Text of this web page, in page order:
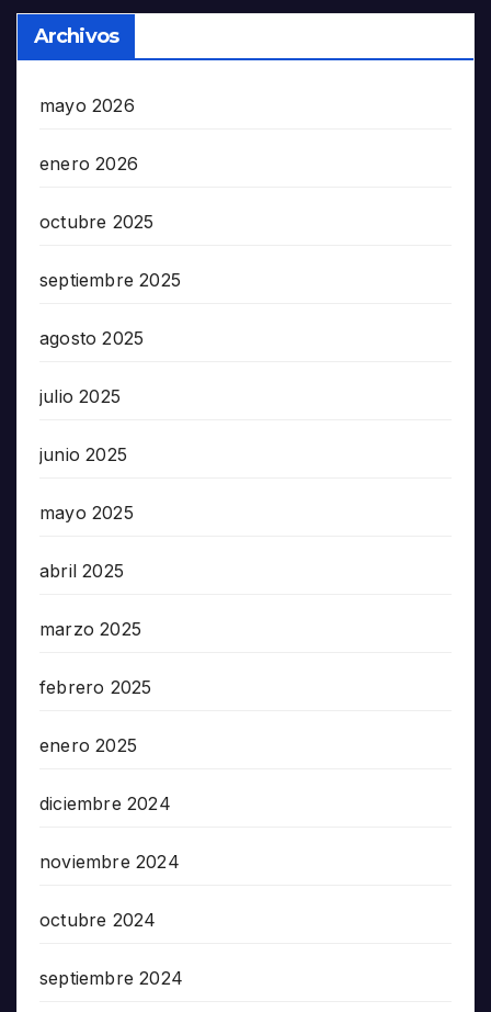
Archivos
mayo 2026
enero 2026
octubre 2025
septiembre 2025
agosto 2025
julio 2025
junio 2025
mayo 2025
abril 2025
marzo 2025
febrero 2025
enero 2025
diciembre 2024
noviembre 2024
octubre 2024
septiembre 2024